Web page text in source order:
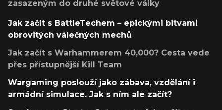
zasazeným do druhé světové války
Jak začít s BattleTechem – epickými bitvami
obrovitých válečných mechů
Jak začít s Warhammerem 40,000? Cesta vede
přes přístupnější Kill Team
Wargaming poslouží jako zábava, vzdělání i
armádní simulace. Jak s ním ale začít?